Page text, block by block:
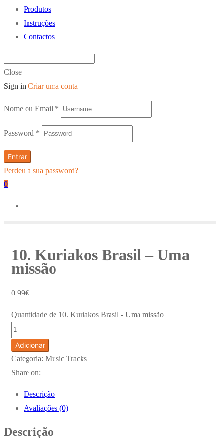
Produtos
Instruções
Contactos
Close
Sign in Criar uma conta
Nome ou Email *
Password *
Entrar
Perdeu a sua password?
0
10. Kuriakos Brasil – Uma
missão
0.99€
Quantidade de 10. Kuriakos Brasil - Uma missão
Adicionar
Categoria: Music Tracks
Share on:
Descrição
Avaliações (0)
Descrição